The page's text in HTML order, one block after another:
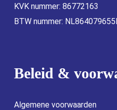
KVK nummer: 86772163
BTW nummer:
Beleid &
Algemene voorwaarden